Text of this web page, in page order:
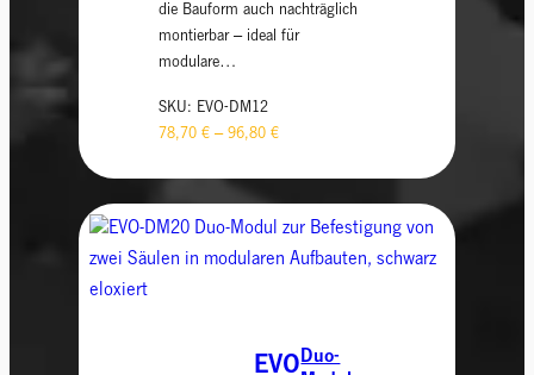
die Bauform auch nachträglich
montierbar – ideal für
modulare…
SKU: EVO-DM12
78,70€ –96,80€
EVODuo-